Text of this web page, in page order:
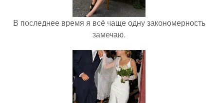
В последнее время я всё чаще одну закономерность
замечаю.